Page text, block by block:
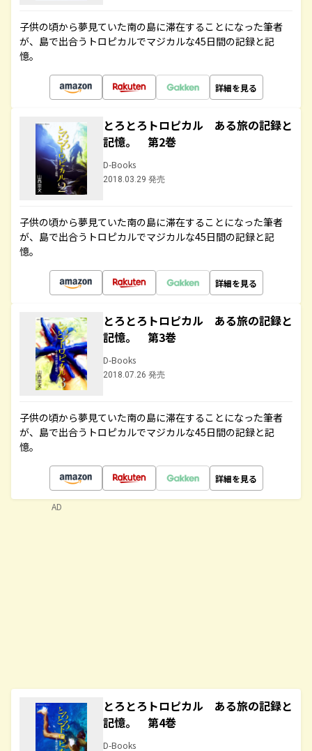
子供の頃から夢見ていた南の島に滞在することになった筆者
が、島で出合うトロピカルでマジカルな45日間の記録と記
憶。
詳細を見る
とろとろトロピカル ある旅の記録と
記憶。 第2巻
D-Books
2018.03.29 発売
子供の頃から夢見ていた南の島に滞在することになった筆者
が、島で出合うトロピカルでマジカルな45日間の記録と記
憶。
詳細を見る
とろとろトロピカル ある旅の記録と
記憶。 第3巻
D-Books
2018.07.26 発売
子供の頃から夢見ていた南の島に滞在することになった筆者
が、島で出合うトロピカルでマジカルな45日間の記録と記
憶。
詳細を見る
とろとろトロピカル ある旅の記録と
記憶。 第4巻
D-Books
AD